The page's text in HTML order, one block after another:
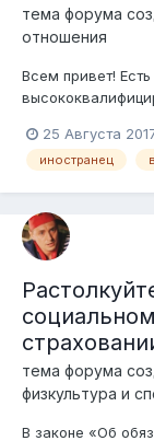
тема форума
отношения
Всем привет!
основании
силы сроком на
25 Августа
иностранец
тема форума
физкультура и
В законе «Об